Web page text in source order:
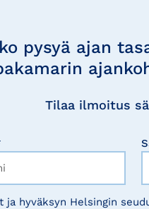
pysyä ajan
Tilaa ilmoitus
ja hyväksyn Helsingin